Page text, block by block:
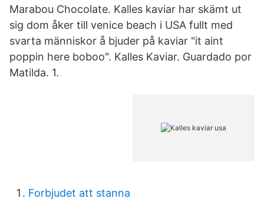
Marabou Chocolate. Kalles kaviar har skämt ut
sig dom åker till venice beach i USA fullt med
svarta människor å bjuder på kaviar "it aint
poppin here boboo". Kalles Kaviar. Guardado por
Matilda. 1.
Forbjudet att stanna